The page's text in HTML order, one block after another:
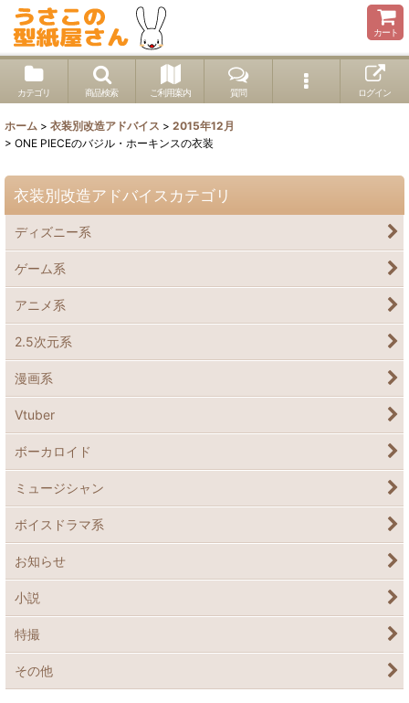
カート
カテゴリ 商品検索 ご利用案内 質問 ログイン
ホーム > 衣装別改造アドバイス > 2015年12月
> ONE PIECEのバジル・ホーキンスの衣装
衣装別改造アドバイスカテゴリ
ディズニー系
ゲーム系
アニメ系
2.5次元系
漫画系
Vtuber
ボーカロイド
ミュージシャン
ボイスドラマ系
お知らせ
小説
特撮
その他